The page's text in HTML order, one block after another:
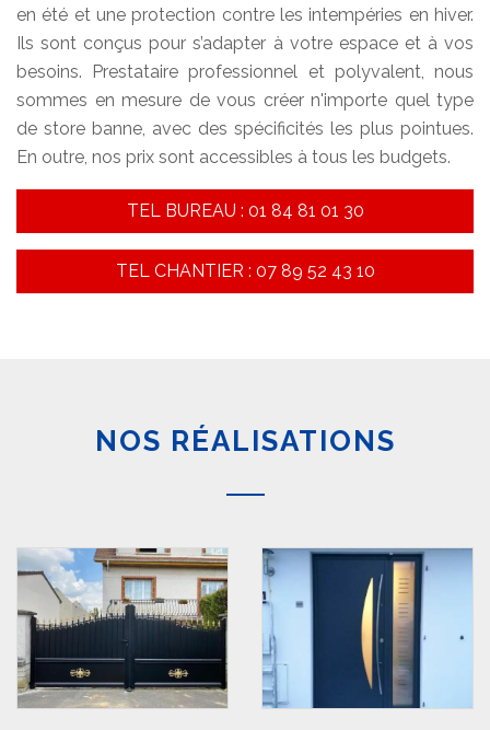
en été et une protection contre les intempéries en hiver.
Ils sont conçus pour s’adapter à votre espace et à vos
besoins. Prestataire professionnel et polyvalent, nous
sommes en mesure de vous créer n'importe quel type
de store banne, avec des spécificités les plus pointues.
En outre, nos prix sont accessibles à tous les budgets.
TEL BUREAU : 01 84 81 01 30
TEL CHANTIER : 07 89 52 43 10
NOS RÉALISATIONS